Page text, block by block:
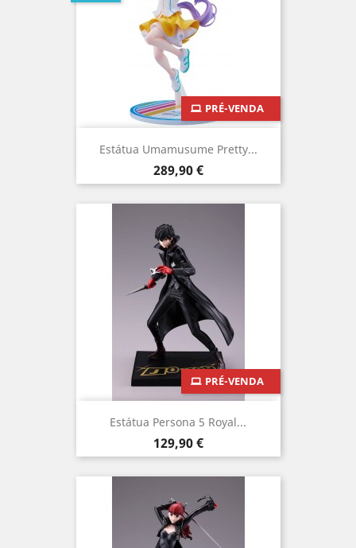
Estátua Umamusume Pretty...
Preço
289,90 €
PRÉ-VENDA
Estátua Persona 5 Royal...
Preço
129,90 €
PRÉ-VENDA